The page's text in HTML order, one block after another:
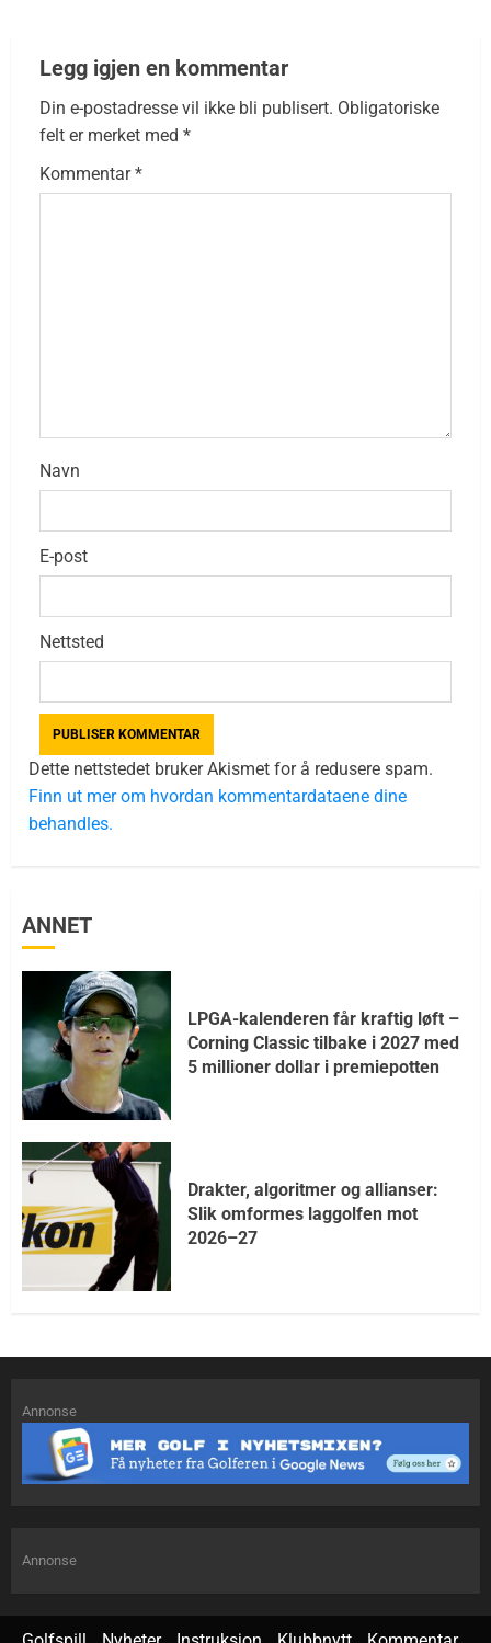
Legg igjen en kommentar
Din e-postadresse vil ikke bli publisert. Obligatoriske
felt er merket med *
Kommentar*
Navn
E-post
Nettsted
Dette nettstedet bruker Akismet for å redusere spam.
Finn ut mer om hvordan kommentardataene dine
behandles.
ANNET
LPGA-kalenderen får kraftig løft –
Corning Classic tilbake i 2027 med
5 millioner dollar i premiepotten
Drakter, algoritmer og allianser:
Slik omformes laggolfen mot
2026–27
Annonse
Annonse